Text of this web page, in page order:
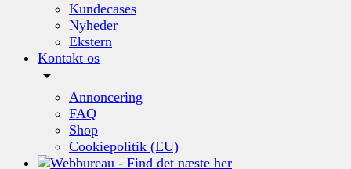
Kundecases
Nyheder
Ekstern
Kontakt os
Annoncering
FAQ
Shop
Cookiepolitik (EU)